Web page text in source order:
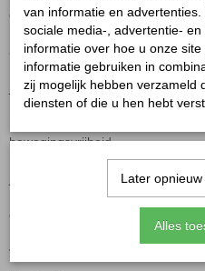
comfort en stijl.
Het merk staat bekend om de
als in de gehele broek.
Hierdoor sluit de jeans mooi aan
je van Karostar gewend bent.
De broek is gemaakt van katoen
bewegingsvrijheid.
De wide leg pasvorm geeft een
jeans helemaal van nu.
De zachte beige kleur is perfect
combineren.
Draag ‘m casual met één van
voor een complete look.
van informatie en
sociale media-, advertentie-
informatie over hoe u onze
informatie gebruiken in
zij mogelijk hebben verzameld
diensten of die u hen hebt
Later opnieuw
Alles